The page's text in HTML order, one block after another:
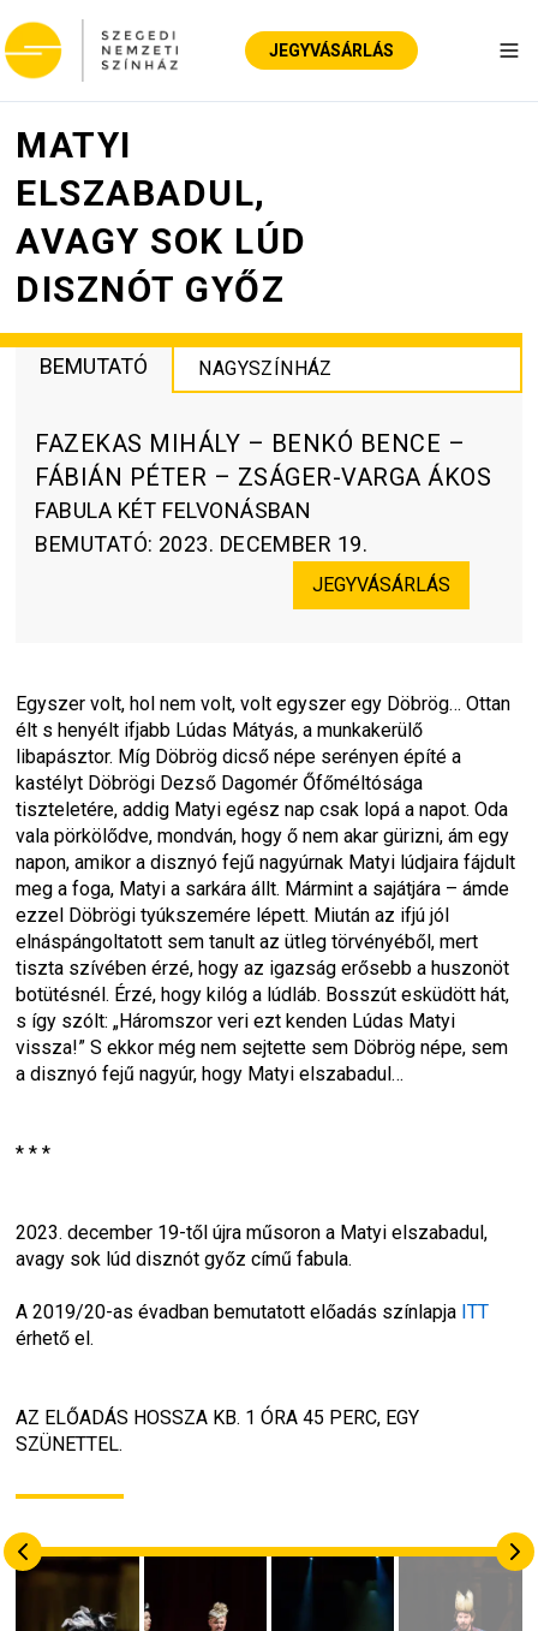
JEGYVÁSÁRLÁS
MATYI
ELSZABADUL,
AVAGY SOK LÚD
DISZNÓT GYŐZ
BEMUTATÓ NAGYSZÍNHÁZ
FAZEKAS MIHÁLY – BENKÓ BENCE –
FÁBIÁN PÉTER – ZSÁGER-VARGA ÁKOS
FABULA KÉT FELVONÁSBAN
BEMUTATÓ: 2023. DECEMBER 19.
JEGYVÁSÁRLÁS
Egyszer volt, hol nem volt, volt egyszer egy Döbrög… Ottan
élt s henyélt ifjabb Lúdas Mátyás, a munkakerülő
libapásztor. Míg Döbrög dicső népe serényen építé a
kastélyt Döbrögi Dezső Dagomér Őfőméltósága
tiszteletére, addig Matyi egész nap csak lopá a napot. Oda
vala pörkölődve, mondván, hogy ő nem akar gürizni, ám egy
napon, amikor a disznyó fejű nagyúrnak Matyi lúdjaira fájdult
meg a foga, Matyi a sarkára állt. Mármint a sajátjára – ámde
ezzel Döbrögi tyúkszemére lépett. Miután az ifjú jól
elnáspángoltatott sem tanult az ütleg törvényéből, mert
tiszta szívében érzé, hogy az igazság erősebb a huszonöt
botütésnél. Érzé, hogy kilóg a lúdláb. Bosszút esküdött hát,
s így szólt: „Háromszor veri ezt kenden Lúdas Matyi
vissza!” S ekkor még nem sejtette sem Döbrög népe, sem
a disznyó fejű nagyúr, hogy Matyi elszabadul…
* * *
2023. december 19-től újra műsoron a Matyi elszabadul,
avagy sok lúd disznót győz című fabula.
A 2019/20-as évadban bemutatott előadás színlapja ITT
érhető el.
AZ ELŐADÁS HOSSZA KB. 1 ÓRA 45 PERC, EGY
SZÜNETTEL.